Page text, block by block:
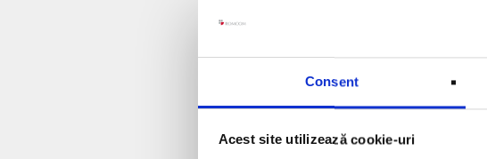
Consent
Acest site utilizează cookie-uri
Accepți paguba de dragul
Dar dacă nu mai recunoaște
dispus să mergi cu
Ca unul care a avut
așteptările altora, am înțeles
tranzacție, de orice natură ar